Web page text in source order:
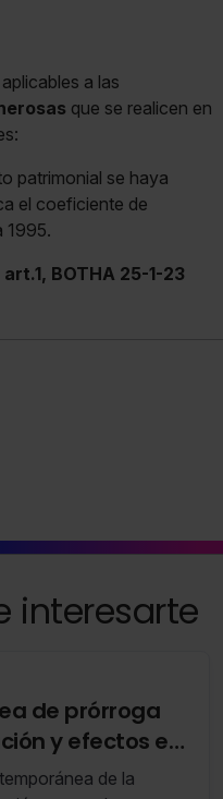
a las
que se realicen en
patrimonial se haya
el coeficiente de
1995.
BOTHA 25-1-23
interesarte
de prórroga
y efectos en
de la